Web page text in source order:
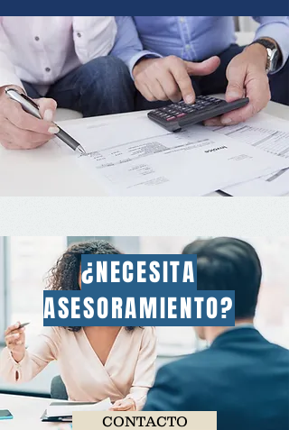
¿NECESITA
ASESORAMIENTO?
CONTACTO